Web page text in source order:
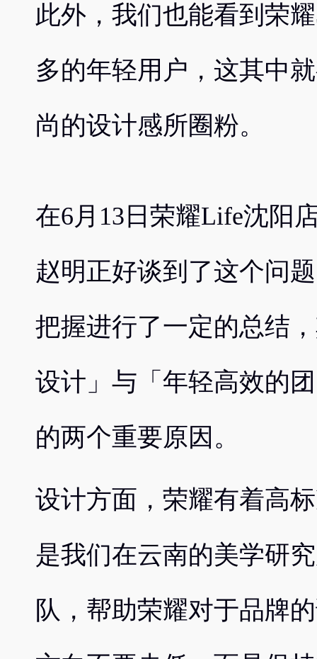
此外，我们也能看到荣
多的年轻用户，这其中
尚的设计感所圈粉。
在6月13日荣耀Life沈阳
赵明正好谈到了这个问
把握进行了一定的总结
设计」与「年轻高效的
的两个重要原因。
设计方面，荣耀有着高
是我们在云南的美学研
队，帮助荣耀对于品牌